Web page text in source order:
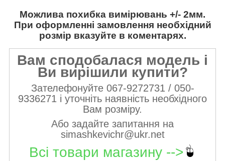
Можлива похибка вимірювань +/- 2мм.
При оформленні замовлення необхідний
розмір вказуйте в коментарях.
Вам сподобалася модель і
Ви вирішили купити?
Зателефонуйте 067-9272731 / 050-
9336271 і уточніть наявність необхідного
Вам розміру.
Або задайте запитання на
simashkevichr@ukr.net
Всі товари магазину -->